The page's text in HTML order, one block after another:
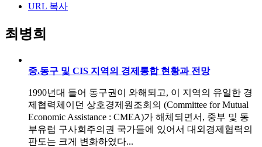
URL 복사
최병희
중.동구 및 CIS 지역의 경제통합 현황과 전망
1990년대 들어 동구권이 와해되고, 이 지역의 유일한 경
제협력체이던 상호경제원조회의 (Committee for Mutual
Economic Assistance : CMEA)가 해체되면서, 중부 및 동
부유럽 구사회주의권 국가들에 있어서 대외경제협력의
판도는 크게 변화하였다...